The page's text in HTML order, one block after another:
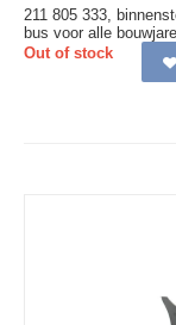
211 805 333,
bus voor alle
Out of stock